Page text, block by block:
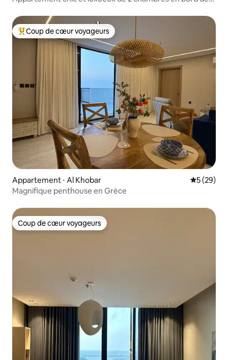
Coups de cœur voyageurs les plus appréciés
Coup de cœur voyageurs
Appartement ⋅ Al Khobar
5 (29)
Magnifique penthouse en Grèce
Coup de cœur voyageurs
Coup de cœur voyageurs